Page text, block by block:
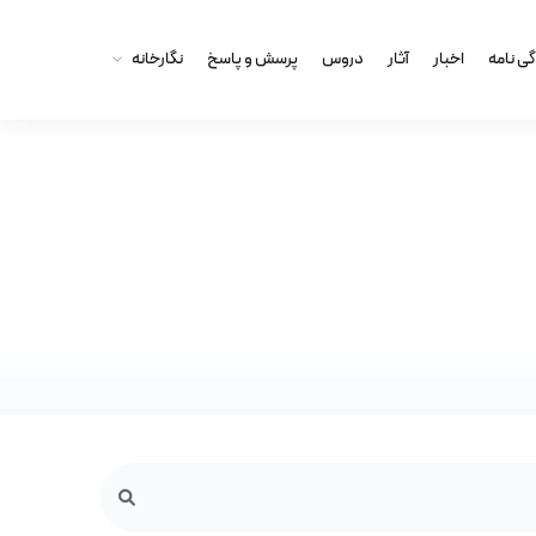
نامه اخبار آثار دروس پرسش و پاسخ نگارخانه